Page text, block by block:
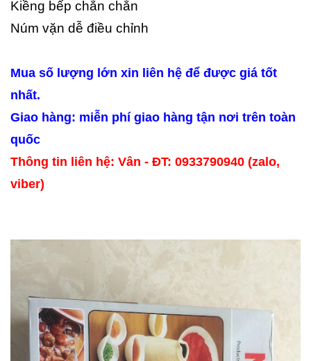
Kiềng bếp chắn chắn
Núm vặn dễ điều chỉnh
Mua số lượng lớn xin liên hệ để được giá tốt
nhất.
Giao hàng: miễn phí giao hàng tận nơi trên toàn
quốc
Thông tin liên hệ: Vân - ĐT: 0933790940 (zalo,
viber)